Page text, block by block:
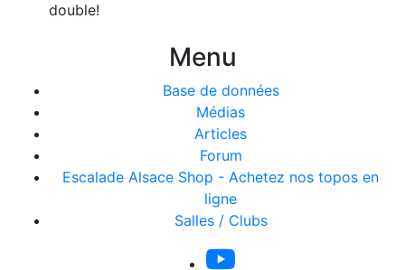
double!
Menu
Base de données
Médias
Articles
Forum
Escalade Alsace Shop - Achetez nos topos en
ligne
Salles / Clubs